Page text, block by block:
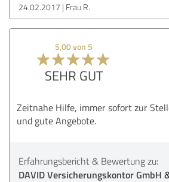
24.02.2017 Frau R.
5,00 von 5
SEHR GUT
Zeitnahe Hilfe, immer sofort zur
und gute Angebote.
Erfahrungsbericht & Bewertung zu:
DAVID Versicherungskontor GmbH